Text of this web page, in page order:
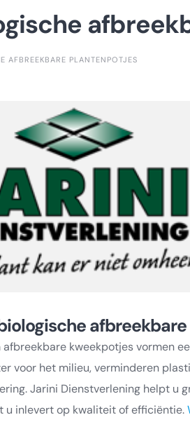
AFBREEKBARE PLANTENPOTJES
afbreekbare kweekpotjes vormen
voor het milieu, verminderen
Jarini Dienstverlening helpt u
u inlevert op kwaliteit of efficiëntie.